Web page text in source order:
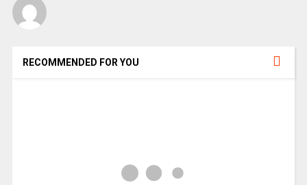
RECOMMENDED FOR YOU